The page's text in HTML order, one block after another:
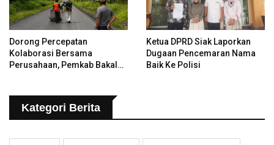
Dorong Percepatan
Kolaborasi Bersama
Perusahaan, Pemkab Bakal
Ketua DPRD Siak Laporkan
Dugaan Pencemaran Nama
Baik Ke Polisi
Kategori Berita